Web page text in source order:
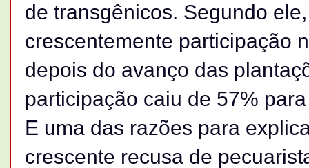
de transgênicos. Segundo
crescentemente participação
depois do avanço das
participação caiu de 57%
E uma das razões para
crescente recusa de